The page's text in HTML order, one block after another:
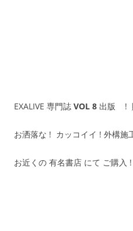
EXALIVE 専門誌 VOL 8 出版 !
お洒落な ! カッコイイ ! 外構施
お近くの 有名書店 にて ご購入